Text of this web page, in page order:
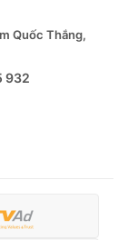
Quốc Thắng,
932